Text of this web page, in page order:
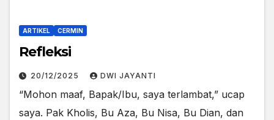
ARTIKEL CERMIN
Refleksi
20/12/2025 DWI JAYANTI
“Mohon maaf, Bapak/Ibu, saya terlambat,” ucap
saya. Pak Kholis, Bu Aza, Bu Nisa, Bu Dian, dan